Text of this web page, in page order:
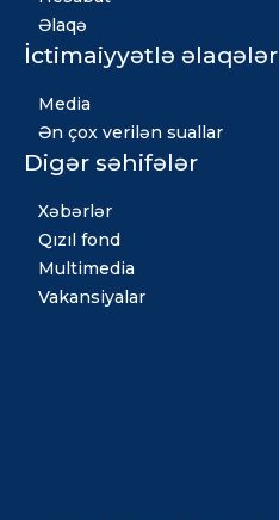
Əlaqə
İctimaiyyətlə əlaqələr
Media
Ən çox verilən suallar
Digər səhifələr
Xəbərlər
Qızıl fond
Multimedia
Vakansiyalar